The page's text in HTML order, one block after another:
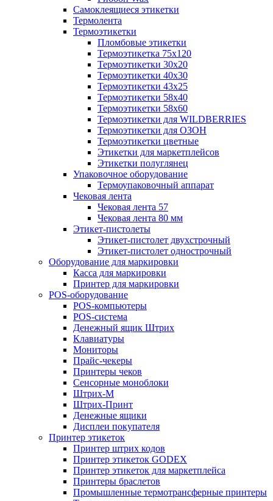
Самоклеящиеся этикетки
Термолента
Термоэтикетки
Пломбовые этикетки
Термоэтикетка 75х120
Термоэтикетки 30х20
Термоэтикетки 40х30
Термоэтикетки 43х25
Термоэтикетки 58х40
Термоэтикетки 58х60
Термоэтикетки для WILDBERRIES
Термоэтикетки для ОЗОН
Термоэтикетки цветные
Этикетки для маркетплейсов
Этикетки полуглянец
Упаковочное оборудование
Термоупаковочный аппарат
Чековая лента
Чековая лента 57
Чековая лента 80 мм
Этикет-пистолеты
Этикет-пистолет двухстрочный
Этикет-пистолет однострочный
Оборудование для маркировки
Касса для маркировки
Принтер для маркировки
POS-оборудование
POS-компьютеры
POS-система
Денежный ящик Штрих
Клавиатуры
Мониторы
Прайс-чекеры
Принтеры чеков
Сенсорные моноблоки
Штрих-М
Штрих-Принт
Денежные ящики
Дисплеи покупателя
Принтер этикеток
Принтер штрих кодов
Принтер этикеток GODEX
Принтер этикеток для маркетплейса
Принтеры браслетов
Промышленные термотрансферные принтеры